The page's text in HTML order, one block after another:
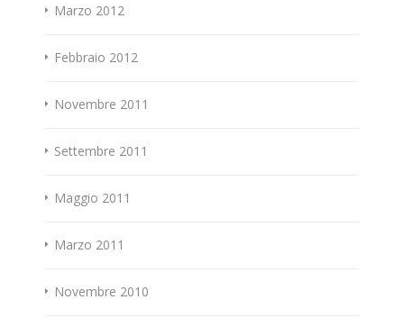
Marzo 2012
Febbraio 2012
Novembre 2011
Settembre 2011
Maggio 2011
Marzo 2011
Novembre 2010